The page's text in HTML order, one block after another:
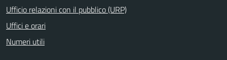
Ufficio relazioni con il pubblico (URP)
Uffici e orari
Numeri utili